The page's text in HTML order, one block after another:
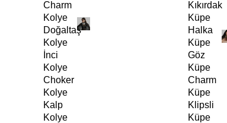
Charm
Kolye
Doğaltaş
Kolye
İnci
Kolye
Choker
Kolye
Kalp
Kolye
Kıkırdak
Küpe
Halka
Küpe
Göz
Küpe
Charm
Küpe
Klipsli
Küpe